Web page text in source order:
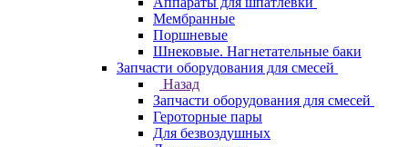
Мембранные
Поршневые
Шнековые. Нагнетательные баки
Запчасти оборудования для смесей
Назад
Запчасти оборудования для смесей
Героторные пары
Для безвоздушных